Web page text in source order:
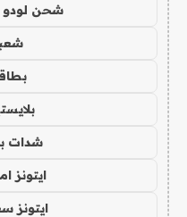
شحن لودو
شدات
ايتونز
ايتونز